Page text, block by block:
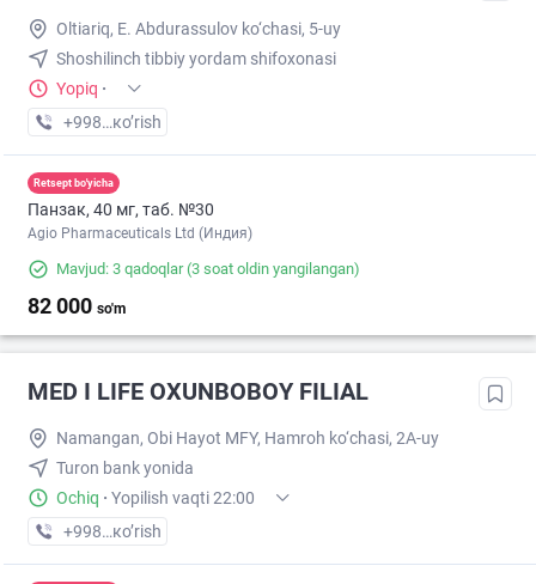
Oltiariq, E. Abdurassulov ko‘chasi, 5-uy
Shoshilinch tibbiy yordam shifoxonasi
Yopiq ·
+998 (91) XXX-XX-XX
кo’rish
Retsept bo'yicha
Панзак, 40 мг, таб. №30
Agio Pharmaceuticals Ltd (Индия)
Mavjud: 3 qadoqlar(3 soat oldin yangilangan)
82 000 so'm
MED I LIFE OXUNBOBOY FILIAL
Namangan, Obi Hayot MFY, Hamroh ko‘chasi, 2A-uy
Turon bank yonida
Ochiq · Yopilish vaqti 22:00
+998 (91) XXX-XX-XX
кo’rish